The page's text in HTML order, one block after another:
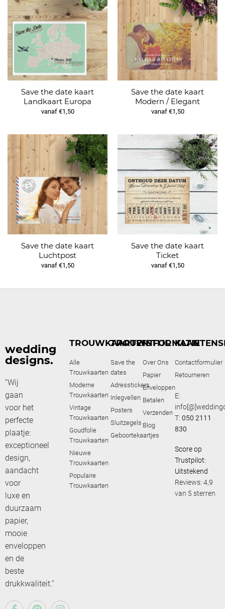
Save the date kaart
Landkaart Europa
vanaf €1,50
Save the date kaart
Modern / Elegant
vanaf €1,50
Save the date kaart
Luchtpost
vanaf €1,50
Save the date kaart
Ticket
vanaf €1,50
wedding
designs.
“Wij
gaan
voor het
perfecte
plaatje:
exceptioneel
design,
aandacht
voor
luxe en
duurzaam
papier,
mooie
enveloppen
en de
beste
drukkwaliteit.”
TROUWKAARTEN
Alle
Trouwkaarten
Moderne
Trouwkaarten
Vintage
Trouwkaarten
Goudfolie
Trouwkaarten
Nieuwe
Trouwkaarten
Populaire
Trouwkaarten
TROUWSTIJL
Save the
dates
Adresstickers
Inlegvellen
Posters
Sluitzegels
Geboortekaartjes
INFORMATIE
Over Ons
Papier
Enveloppen
Betalen
Verzenden
Blog
Contactformulier
Retourneren
E:
T:050 2111
830
Score op
Trustpilot:
Uitstekend
Reviews: 4,9
van 5 sterren